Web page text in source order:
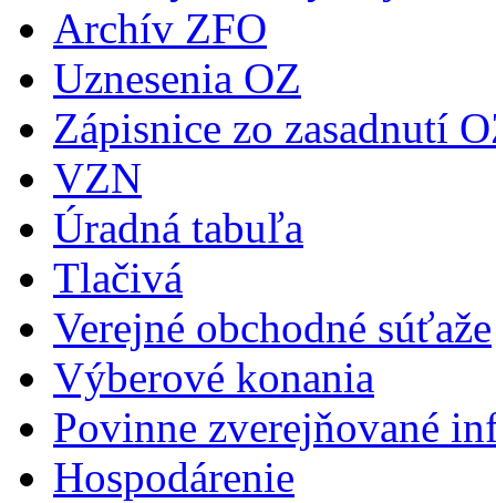
Archív ZFO
Uznesenia OZ
Zápisnice zo zasadnutí
VZN
Úradná tabuľa
Tlačivá
Verejné obchodné súťaže
Výberové konania
Povinne zverejňované
Hospodárenie